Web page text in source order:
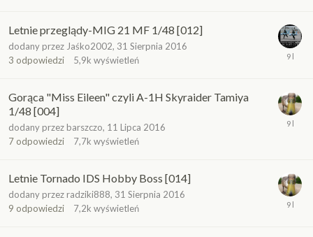
Letnie przeglądy-MIG 21 MF 1/48 [012]
dodany przez Jaśko2002, 31 Sierpnia 2016
3 odpowiedzi 5,9k wyświetleń
Gorąca "Miss Eileen" czyli A-1H Skyraider Tamiya
1/48 [004]
dodany przez barszczo, 11 Lipca 2016
7 odpowiedzi 7,7k wyświetleń
Letnie Tornado IDS Hobby Boss [014]
dodany przez radziki888, 31 Sierpnia 2016
9 odpowiedzi 7,2k wyświetleń